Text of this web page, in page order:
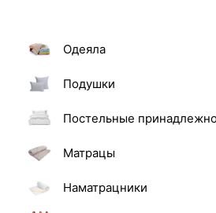
Одеяла
Подушки
Постельные
Матрацы
Наматрацники